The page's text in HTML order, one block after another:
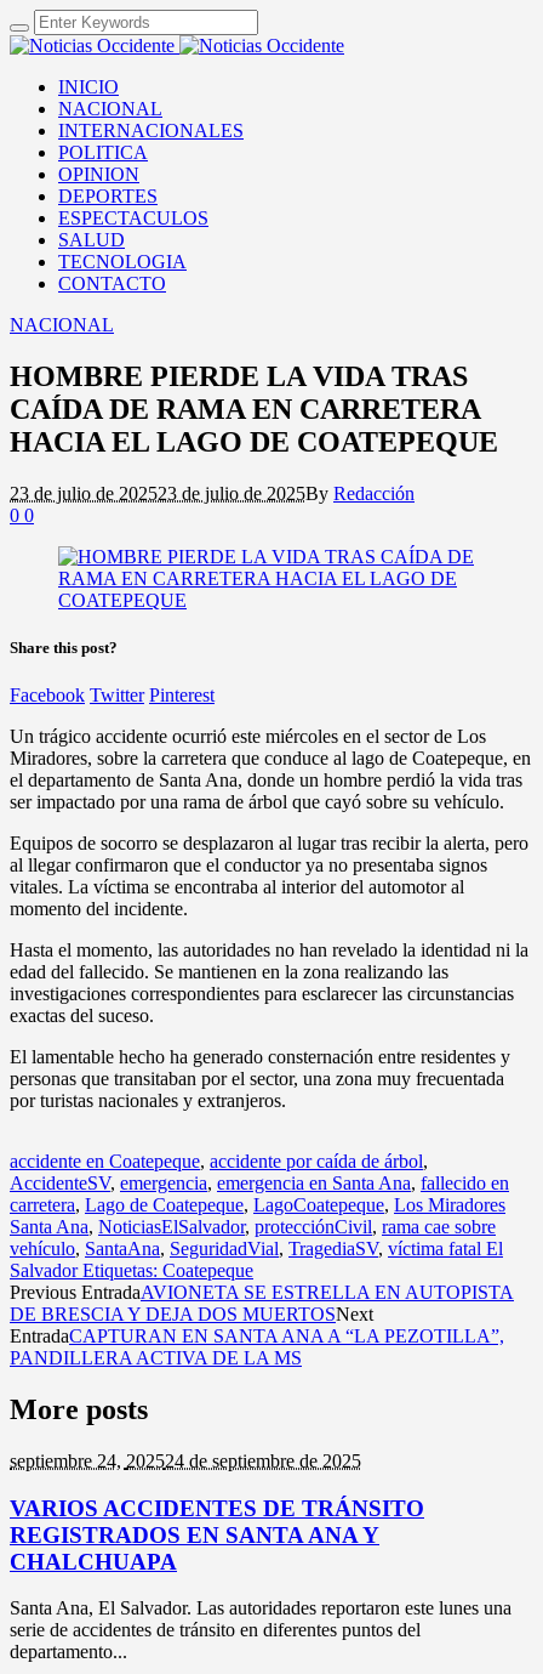
INICIO
NACIONAL
INTERNACIONALES
POLITICA
OPINION
DEPORTES
ESPECTACULOS
SALUD
TECNOLOGIA
CONTACTO
NACIONAL
HOMBRE PIERDE LA VIDA TRAS
CAÍDA DE RAMA EN CARRETERA
HACIA EL LAGO DE COATEPEQUE
23 de julio de 202523 de julio de 2025By Redacción
0 0
Share this post?
Facebook Twitter Pinterest
Un trágico accidente ocurrió este miércoles en el sector de Los
Miradores, sobre la carretera que conduce al lago de Coatepeque, en
el departamento de Santa Ana, donde un hombre perdió la vida tras
ser impactado por una rama de árbol que cayó sobre su vehículo.
Equipos de socorro se desplazaron al lugar tras recibir la alerta, pero
al llegar confirmaron que el conductor ya no presentaba signos
vitales. La víctima se encontraba al interior del automotor al
momento del incidente.
Hasta el momento, las autoridades no han revelado la identidad ni la
edad del fallecido. Se mantienen en la zona realizando las
investigaciones correspondientes para esclarecer las circunstancias
exactas del suceso.
El lamentable hecho ha generado consternación entre residentes y
personas que transitaban por el sector, una zona muy frecuentada
por turistas nacionales y extranjeros.
accidente en Coatepeque, accidente por caída de árbol,
AccidenteSV, emergencia, emergencia en Santa Ana, fallecido en
carretera, Lago de Coatepeque, LagoCoatepeque, Los Miradores
Santa Ana, NoticiasElSalvador, protecciónCivil, rama cae sobre
vehículo, SantaAna, SeguridadVial, TragediaSV, víctima fatal El
Salvador Etiquetas: Coatepeque
Previous EntradaAVIONETA SE ESTRELLA EN AUTOPISTA
DE BRESCIA Y DEJA DOS MUERTOSNext
EntradaCAPTURAN EN SANTA ANA A “LA PEZOTILLA”,
PANDILLERA ACTIVA DE LA MS
More posts
septiembre 24, 202524 de septiembre de 2025
VARIOS ACCIDENTES DE TRÁNSITO
REGISTRADOS EN SANTA ANA Y
CHALCHUAPA
Santa Ana, El Salvador. Las autoridades reportaron este lunes una
serie de accidentes de tránsito en diferentes puntos del
departamento...